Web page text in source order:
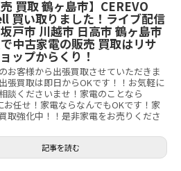
売 買取 鶴ヶ島市】CEREVO
買い取りました！ライブ配信
戸市 川越市 日高市 鶴ヶ島市
中古家電の販売 買取はリサ
ップからくり！
お客様から出張買取させていただきま
張買取は即日からOKです！！お気軽に
談くださいませ！家電のことなら
お任せ！家電ならなんでもOKです！家
取強化中！！是非家電をお売りくださ
記事を読む